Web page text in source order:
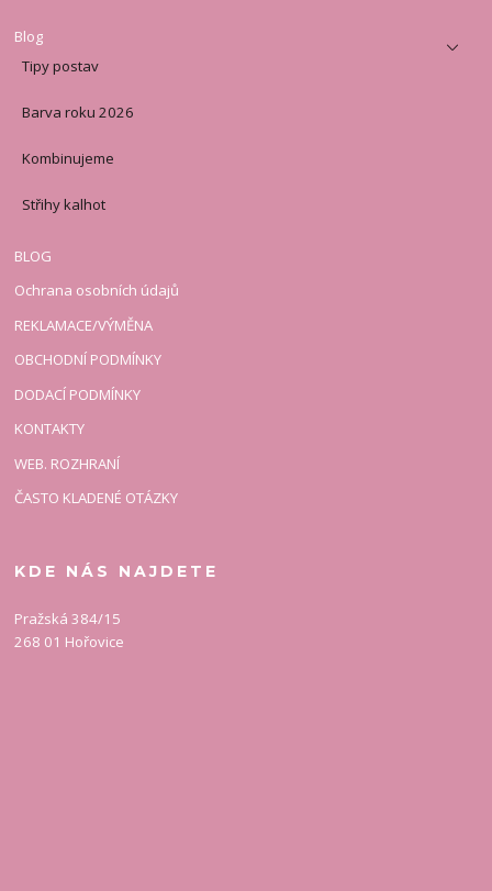
Blog
Tipy postav
Barva roku 2026
Kombinujeme
Střihy kalhot
BLOG
Ochrana osobních údajů
REKLAMACE/VÝMĚNA
OBCHODNÍ PODMÍNKY
DODACÍ PODMÍNKY
KONTAKTY
WEB. ROZHRANÍ
ČASTO KLADENÉ OTÁZKY
KDE NÁS NAJDETE
Pražská 384/15
268 01 Hořovice